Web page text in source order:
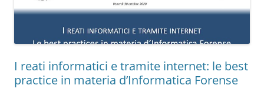
I reati informatici e tramite internet: le best
practice in materia d’Informatica Forense